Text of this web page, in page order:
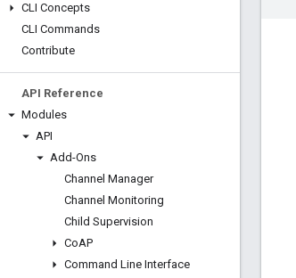
CLI Concepts
CLI Commands
Contribute
API Reference
Modules
API
Add-Ons
Channel Manager
Channel Monitoring
Child Supervision
CoAP
Command Line Interface